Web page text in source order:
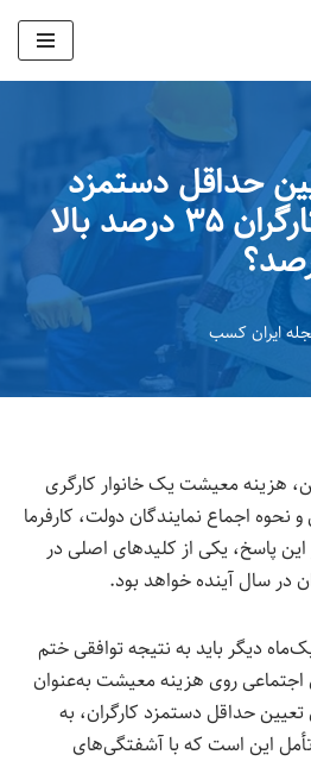
حداقل دستمزد
۱۴۰۴/ حقوق کارگران ۳۵ درصد بالا
ایران کسب
هزینه معیشت یک خانوار کارگری
اجماع نمایندگان دولت، کارفرما
این پاسخ، یکی از کلیدهای اصلی در
در سال آینده خواهد بود.
تا حدود یک‌ماه دیگر باید به نتیجه توافقی ختم
روی هزینه معیشت به‌عنوان
تعیین حداقل دستمزد کارگران، به
این است که با آشفتگی‌های